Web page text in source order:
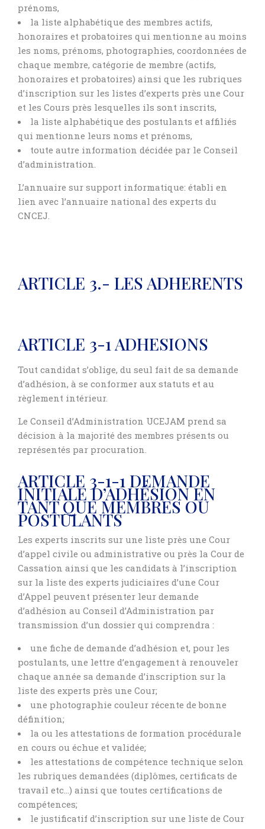
prénoms,
la liste alphabétique des membres actifs,
honoraires et probatoires qui mentionne au moins
les noms, prénoms, photographies, coordonnées de
chaque membre, catégorie de membre (actifs,
honoraires et probatoires) ainsi que les rubriques
d’inscription sur les listes d’experts près une Cour
et les Cours près lesquelles ils sont inscrits,
la liste alphabétique des postulants et affiliés
qui mentionne leurs noms et prénoms,
toute autre information décidée par le Conseil
d’administration.
L’annuaire sur support informatique: établi en
lien avec l’annuaire national des experts du
CNCEJ.
ARTICLE 3.- LES ADHERENTS
ARTICLE 3-1 ADHESIONS
Tout candidat s’oblige, du seul fait de sa demande
d’adhésion, à se conformer aux statuts et au
règlement intérieur.
Le Conseil d’Administration UCEJAM prend sa
décision à la majorité des membres présents ou
représentés par procuration.
ARTICLE 3-1-1 DEMANDE
INITIALE D’ADHÉSION EN
TANT QUE MEMBRES OU
POSTULANTS
Les experts inscrits sur une liste près une Cour
d’appel civile ou administrative ou près la Cour de
Cassation ainsi que les candidats à l’inscription
sur la liste des experts judiciaires d’une Cour
d’Appel peuvent présenter leur demande
d’adhésion au Conseil d’Administration par
transmission d’un dossier qui comprendra :
une fiche de demande d’adhésion et, pour les
postulants, une lettre d’engagement à renouveler
chaque année sa demande d’inscription sur la
liste des experts près une Cour;
une photographie couleur récente de bonne
définition;
la ou les attestations de formation procédurale
en cours ou échue et validée;
les attestations de compétence technique selon
les rubriques demandées (diplômes, certificats de
travail etc…) ainsi que toutes certifications de
compétences;
le justificatif d’inscription sur une liste de Cour